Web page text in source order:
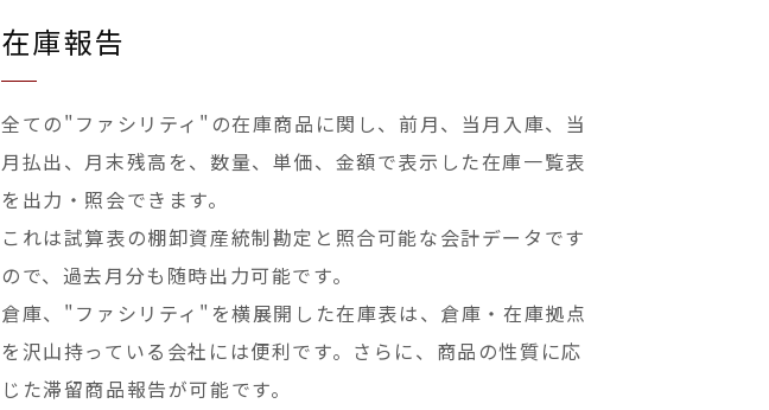
在庫報告
全ての"ファシリティ"の在庫商品に関し、前月、当月入庫、当
月払出、月末残高を、数量、単価、金額で表示した在庫一覧表
を出力・照会できます。
これは試算表の棚卸資産統制勘定と照合可能な会計データです
ので、過去月分も随時出力可能です。
倉庫、"ファシリティ"を横展開した在庫表は、倉庫・在庫拠点
を沢山持っている会社には便利です。さらに、商品の性質に応
じた滞留商品報告が可能です。